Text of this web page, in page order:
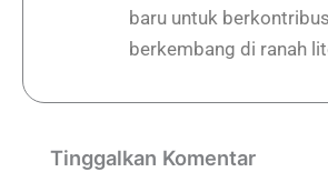
Tinggalkan Komentar
baru untuk
berkembang di ranah